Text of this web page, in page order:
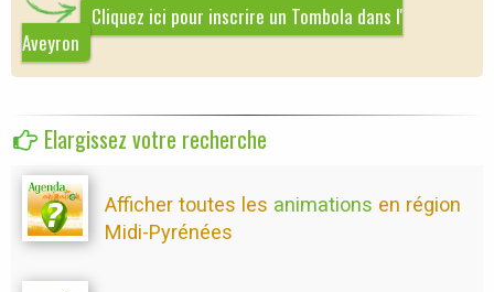
Cliquez ici pour inscrire un Tombola dans l'
Aveyron
Elargissez votre recherche
Afficher toutes les animations en région
Midi-Pyrénées